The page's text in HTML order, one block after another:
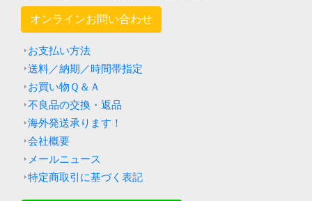
オンラインお問い合わせ
お支払い方法
送料／納期／時間帯指定
お買い物Ｑ＆Ａ
不良品の交換・返品
海外発送承ります！
会社概要
メールニュース
特定商取引に基づく表記